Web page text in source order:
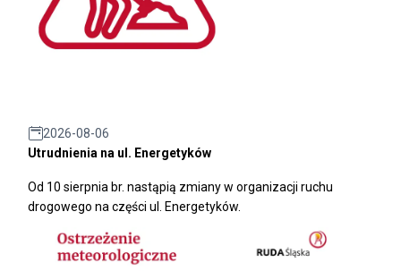
2026-08-06
Utrudnienia na ul. Energetyków
Od 10 sierpnia br. nastąpią zmiany w organizacji ruchu
drogowego na części ul. Energetyków.